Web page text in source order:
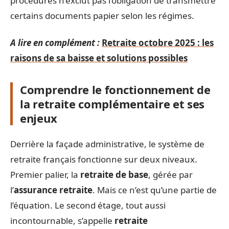
certains documents papier selon les régimes.
A lire en complément : Retraite octobre 2025 : les
raisons de sa baisse et solutions possibles
Comprendre le fonctionnement de
la retraite complémentaire et ses
enjeux
Derrière la façade administrative, le système de
retraite français fonctionne sur deux niveaux.
Premier palier, la retraite de base, gérée par
l’assurance retraite. Mais ce n’est qu’une partie de
l’équation. Le second étage, tout aussi
incontournable, s’appelle retraite